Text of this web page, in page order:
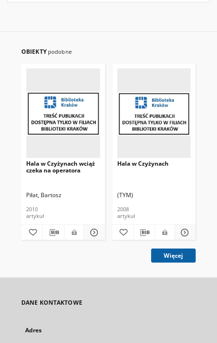
OBIEKTY podobne
Hala w Czyżynach wciąż
czeka na operatora
Piłat, Bartosz
2010
artykuł
Hala w Czyżynach
(TYM)
2008
artykuł
Więcej
DANE KONTAKTOWE
Adres